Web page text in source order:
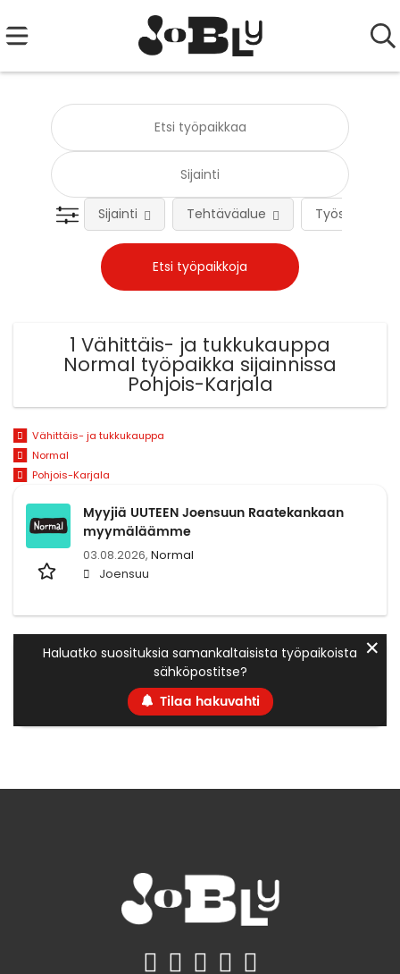
Työsuhteen
Sijainti Tehtäväalue
1 Vähittäis- ja tukkukauppa
Normal työpaikka sijainnissa
Pohjois-Karjala
Vähittäis- ja tukkukauppa
Normal
Pohjois-Karjala
Myyjiä UUTEEN Joensuun Raatekankaan
myymäläämme
03.08.2026, Normal
Joensuu
Haluatko suosituksia samankaltaisista työpaikoista
sähköpostitse?
Tilaa hakuvahti
✕